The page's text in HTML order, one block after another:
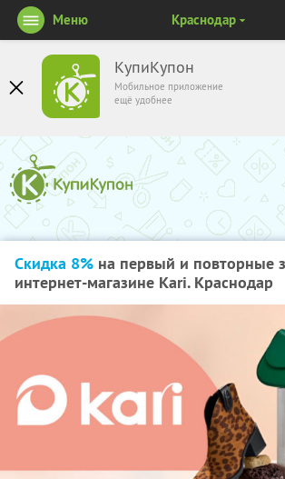
КупиКупон
Мобильное приложение
ещё удобнее
Меню Краснодар
Скидка 8% на первый и повторные
интернет-магазине Kari. Краснодар